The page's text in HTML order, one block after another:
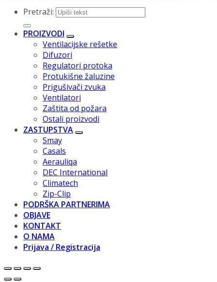
Pretraži:
PROIZVODI
Ventilacijske rešetke
Difuzori
Regulatori protoka
Protukišne žaluzine
Prigušivači zvuka
Ventilatori
Zaštita od požara
Ostali proizvodi
ZASTUPSTVA
Smay
Casals
Aerauliqa
DEC International
Climatech
Zip-Clip
PODRŠKA PARTNERIMA
OBJAVE
KONTAKT
O NAMA
Prijava / Registracija